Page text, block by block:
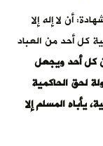
أن لا إله إلا
كل أحد من العباد
كل أحد ويجعل
لحق الحاكمية
يأباه المسلم إلا